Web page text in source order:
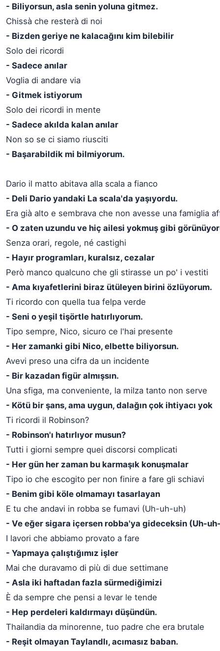
- Biliyorsun, asla senin yoluna gitmez.
Chissà che resterà di noi
- Bizden geriye ne kalacağını kim bilebilir
Solo dei ricordi
- Sadece anılar
Voglia di andare via
- Gitmek istiyorum
Solo dei ricordi in mente
- Sadece akılda kalan anılar
Non so se ci siamo riusciti
- Başarabildik mi bilmiyorum.
Dario il matto abitava alla scala a fianco
- Deli Dario yandaki La scala'da yaşıyordu.
Era già alto e sembrava che non avesse una famiglia
- O zaten uzundu ve hiç ailesi yokmuş gibi
Senza orari, regole, né castighi
- Hayır programları, kuralsız, cezalar
Però manco qualcuno che gli stirasse un po' i vestiti
- Ama kıyafetlerini biraz ütüleyen birini özlüyorum.
Ti ricordo con quella tua felpa verde
- Seni o yeşil tişörtle hatırlıyorum.
Tipo sempre, Nico, sicuro ce l'hai presente
- Her zamanki gibi Nico, elbette biliyorsun.
Avevi preso una cifra da un incidente
- Bir kazadan figür almışsın.
Una sfiga, ma conveniente, la milza tanto non serve
- Kötü bir şans, ama uygun, dalağın çok ihtiyacı yok
Ti ricordi il Robinson?
- Robinson'ı hatırlıyor musun?
Tutti i giorni sempre quei discorsi complicati
- Her gün her zaman bu karmaşık konuşmalar
Tipo io che escogito per non finire a fare gli schiavi
- Benim gibi köle olmamayı tasarlayan
E tu che andavi in robba se fumavi (Uh-uh-uh)
- Ve eğer sigara içersen robba'ya gideceksin (Uh-
I lavori che abbiamo provato a fare
- Yapmaya çalıştığımız işler
Mai che duravamo di più di due settimane
- Asla iki haftadan fazla sürmediğimizi
È da sempre che pensi a levar le tende
- Hep perdeleri kaldırmayı düşündün.
Thailandia da minorenne, tuo padre che era brutale
- Reşit olmayan Taylandlı, acımasız baban.